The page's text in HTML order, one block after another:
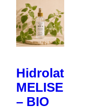
Hidrolat
MELISE
– BIO